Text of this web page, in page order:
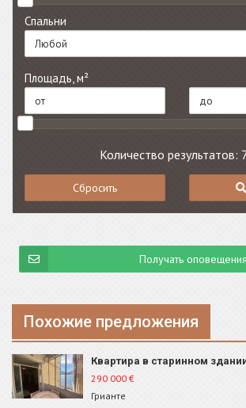
Спальни
Любой
Площадь, м²
Количество результатов:
Сбросить
Получать оповещения
Похожие предложения
Квартира в старинном
290 000 €
Грианте